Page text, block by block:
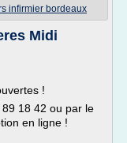
infirmier bordeaux
Midi
!
18 42 ou par le
en ligne !